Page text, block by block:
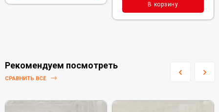
В корзину
Рекомендуем посмотреть
СРАВНИТЬ ВСЕ